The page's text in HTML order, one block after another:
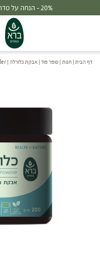
30% - הנחה על סדרת
דף הבית | חנות | סופר פוד | אבקת כלורלה | Chllorella Powder